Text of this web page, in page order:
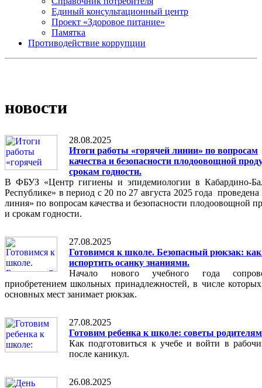
Единый консультационный центр
Проект «Здоровое питание»
Памятка
Противодействие коррупции
новости
28.08.2025
Итоги работы «горячей линии» по вопросам
качества и безопасности плодоовощной
срокам годности.
В ФБУЗ «Центр гигиены и эпидемиологии в Кабардино-
Республике» в период c 20 по 27 августа 2025 года проведена
линия» по вопросам качества и безопасности плодоовощной
и срокам годности.
27.08.2025
Готовимся к школе. Безопасный рюкзак:
испортить осанку знаниями.
Начало нового учебного года
приобретением школьных принадлежностей, в числе
основных мест занимает рюкзак.
27.08.2025
Готовим ребенка к школе: советы родителям
Как подготовиться к учебе и войти в
после каникул.
26.08.2025